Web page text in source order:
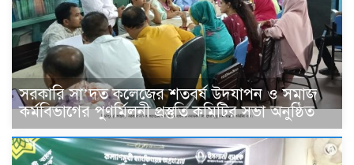
সরকারি সা’দত কলেজের শতবর্ষ উদযাপন ও সমাজ
কর্মবিভাগের পুণর্মিলনী প্রস্তুতি কমিটির সভা অনুষ্ঠিত